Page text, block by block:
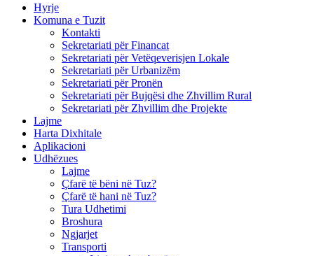
Hyrje
Komuna e Tuzit
Kontakti
Sekretariati për Financat
Sekretariati për Vetëqeverisjen Lokale
Sekretariati për Urbanizëm
Sekretariati për Pronën
Sekretariati për Bujqësi dhe Zhvillim Rural
Sekretariati për Zhvillim dhe Projekte
Lajme
Harta Dixhitale
Aplikacioni
Udhëzues
Lajme
Çfarë të bëni në Tuz?
Çfarë të hani në Tuz?
Tura Udhetimi
Broshura
Ngjarjet
Transporti